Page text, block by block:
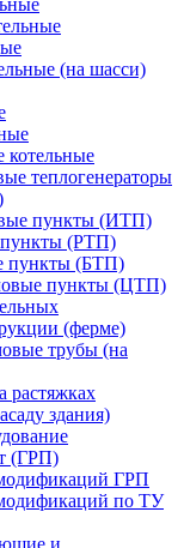
(на шасси)
теплогенераторы
пункты (ИТП)
(РТП)
пункты (БТП)
пункты (ЦТП)
(ферме)
трубы (на
растяжках
здания)
(ГРП)
ГРП
по ТУ
и